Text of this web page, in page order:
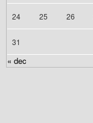
24 25 26
31
« dec